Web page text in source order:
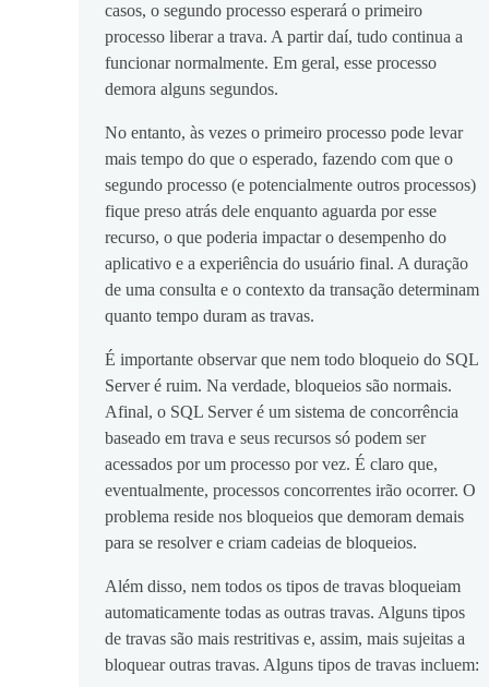
casos, o segundo processo esperará o primeiro
processo liberar a trava. A partir daí, tudo continua a
funcionar normalmente. Em geral, esse processo
demora alguns segundos.
No entanto, às vezes o primeiro processo pode levar
mais tempo do que o esperado, fazendo com que o
segundo processo (e potencialmente outros processos)
fique preso atrás dele enquanto aguarda por esse
recurso, o que poderia impactar o desempenho do
aplicativo e a experiência do usuário final. A duração
de uma consulta e o contexto da transação determinam
quanto tempo duram as travas.
É importante observar que nem todo bloqueio do SQL
Server é ruim. Na verdade, bloqueios são normais.
Afinal, o SQL Server é um sistema de concorrência
baseado em trava e seus recursos só podem ser
acessados por um processo por vez. É claro que,
eventualmente, processos concorrentes irão ocorrer. O
problema reside nos bloqueios que demoram demais
para se resolver e criam cadeias de bloqueios.
Além disso, nem todos os tipos de travas bloqueiam
automaticamente todas as outras travas. Alguns tipos
de travas são mais restritivas e, assim, mais sujeitas a
bloquear outras travas. Alguns tipos de travas incluem: